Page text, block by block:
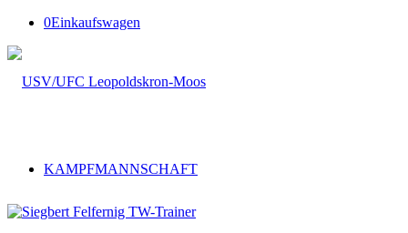
0Einkaufswagen
KAMPFMANNSCHAFT